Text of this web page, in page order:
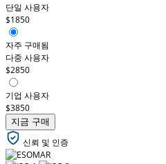
단일 사용자
$1850
자주 구매됨
다중 사용자
$2850
기업 사용자
$3850
지금 구매
신뢰 및 인증